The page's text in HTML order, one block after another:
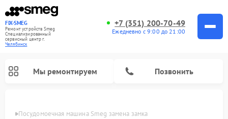
FIX-SMEG
Ремонт устройств Smeg
Специализированный
cервисный центр г.
Челябинск
+7 (351) 200-70-49
Ежедневно с 9:00 до 21:00
Мы ремонтируем Позвонить
Посудомоечная машина Smeg замена замка